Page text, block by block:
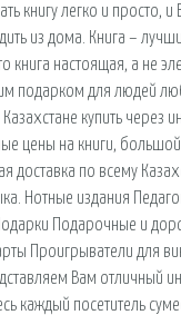
книгу легко и просто,
из дома. Книга –
книга настоящая, а не
подарком для людей
купить через
цены на книги,
доставка по всему
Нотные издания
Подарочные и
Проигрыватели для
Вам отличный
каждый посетитель